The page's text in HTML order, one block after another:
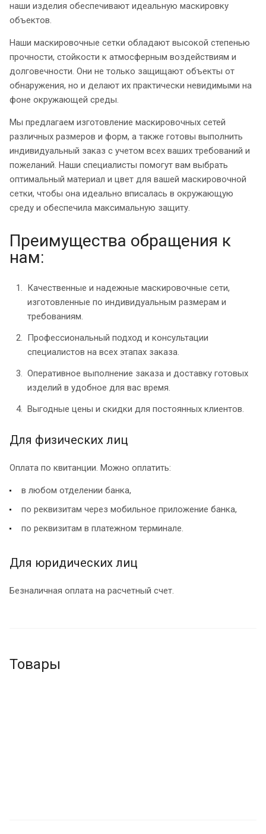
наши изделия обеспечивают идеальную маскировку
объектов.
Наши маскировочные сетки обладают высокой степенью
прочности, стойкости к атмосферным воздействиям и
долговечности. Они не только защищают объекты от
обнаружения, но и делают их практически невидимыми на
фоне окружающей среды.
Мы предлагаем изготовление маскировочных сетей
различных размеров и форм, а также готовы выполнить
индивидуальный заказ с учетом всех ваших требований и
пожеланий. Наши специалисты помогут вам выбрать
оптимальный материал и цвет для вашей маскировочной
сетки, чтобы она идеально вписалась в окружающую
среду и обеспечила максимальную защиту.
Преимущества обращения к
нам:
Качественные и надежные маскировочные сети,
изготовленные по индивидуальным размерам и
требованиям.
Профессиональный подход и консультации
специалистов на всех этапах заказа.
Оперативное выполнение заказа и доставку готовых
изделий в удобное для вас время.
Выгодные цены и скидки для постоянных клиентов.
Для физических лиц
Оплата по квитанции. Можно оплатить:
в любом отделении банка,
по реквизитам через мобильное приложение банка,
по реквизитам в платежном терминале.
Для юридических лиц
Безналичная оплата на расчетный счет.
Товары